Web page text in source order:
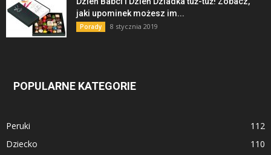
jaki upominek możesz im...
Porady 8 stycznia 2019
POPULARNE KATEGORIE
Peruki
112
Dziecko
110